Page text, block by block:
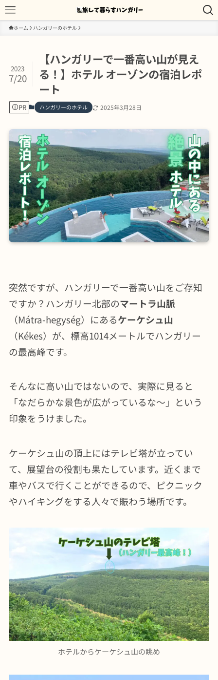
ホーム ハンガリーのホテル
【ハンガリーで一番高い山が見え
る！】ホテル オーゾンの宿泊レポ
ート
2023
7/20
PR ハンガリーのホテル 2025年3月28日
突然ですが、ハンガリーで一番高い山をご存知
ですか？ハンガリー北部のマートラ山脈
（Mátra-hegység）にあるケーケシュ山
（Kékes）が、標高1014メートルでハンガリー
の最高峰です。
そんなに高い山ではないので、実際に見ると
「なだらかな景色が広がっているな〜」という
印象をうけました。
ケーケシュ山の頂上にはテレビ塔が立ってい
て、展望台の役割も果たしています。近くまで
車やバスで行くことができるので、ピクニック
やハイキングをする人々で賑わう場所です。
ホテルからケーケシュ山の眺め